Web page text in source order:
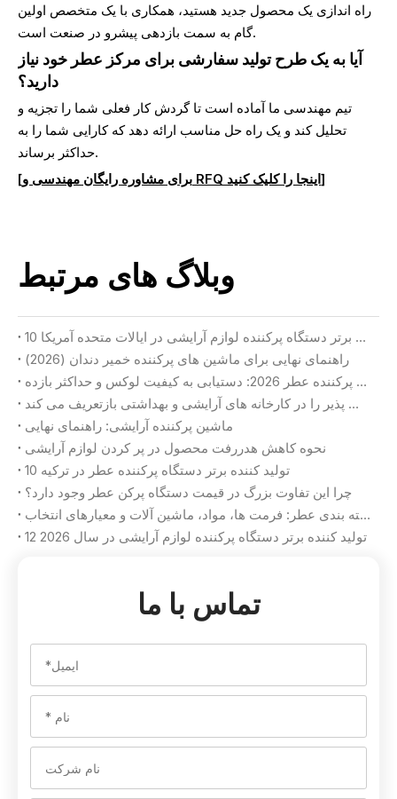
راه اندازی یک محصول جدید هستید، همکاری با یک متخصص اولین
گام به سمت بازدهی پیشرو در صنعت است.
آیا به یک طرح تولید سفارشی برای مرکز عطر خود نیاز
دارید؟
تیم مهندسی ما آماده است تا گردش کار فعلی شما را تجزیه و
تحلیل کند و یک راه حل مناسب ارائه دهد که کارایی شما را به
حداکثر برساند.
[برای مشاوره رایگان مهندسی و RFQ اینجا را کلیک کنید]
وبلاگ های مرتبط
10 تولید کننده برتر دستگاه پرکننده لوازم آرایشی در ایالات متحده آمریکا
راهنمای نهایی برای ماشین های پرکننده خمیر دندان (2026)
راهنمای انتخاب دستگاه پرکننده عطر 2026: دستیابی به کیفیت لوکس و حداکثر بازده
چگونه هوش مصنوعی تجسم یافته تولید انعطاف پذیر را در کارخانه های آرایشی و بهداشتی بازتعریف می کند
ماشین پرکننده آرایشی: راهنمای نهایی
نحوه کاهش هدررفت محصول در پر کردن لوازم آرایشی
10 تولید کننده برتر دستگاه پرکننده عطر در ترکیه
چرا این تفاوت بزرگ در قیمت دستگاه پرکن عطر وجود دارد؟
بسته بندی عطر: فرمت ها، مواد، ماشین آلات و معیارهای انتخاب
12 تولید کننده برتر دستگاه پرکننده لوازم آرایشی در سال 2026
تماس با ما